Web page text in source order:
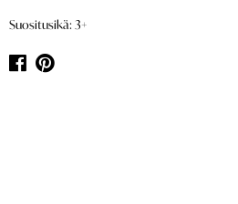
Suositusikä: 3+